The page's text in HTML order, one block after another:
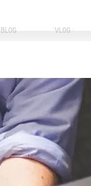
BLOG VLOG